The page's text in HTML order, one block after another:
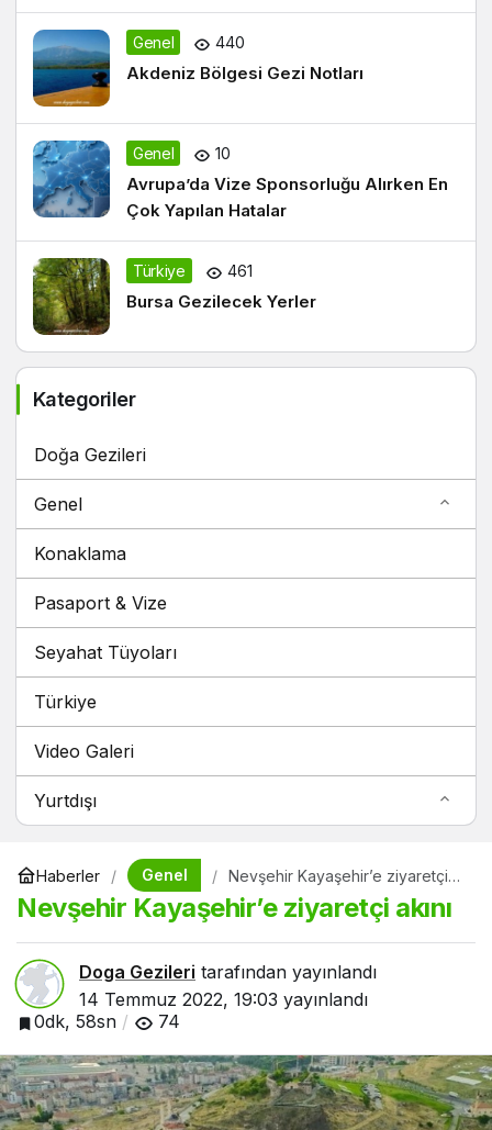
Genel 440
Akdeniz Bölgesi Gezi Notları
Genel 10
Avrupa’da Vize Sponsorluğu Alırken En
Çok Yapılan Hatalar
Türkiye 461
Bursa Gezilecek Yerler
Kategoriler
Doğa Gezileri
Genel
Konaklama
Pasaport & Vize
Seyahat Tüyoları
Türkiye
Video Galeri
Yurtdışı
Haberler Genel
Nevşehir Kayaşehir’e ziyaretçi
akını
Nevşehir Kayaşehir’e ziyaretçi akını
Doga Gezileri tarafından yayınlandı
14 Temmuz 2022, 19:03 yayınlandı
0dk, 58sn
74